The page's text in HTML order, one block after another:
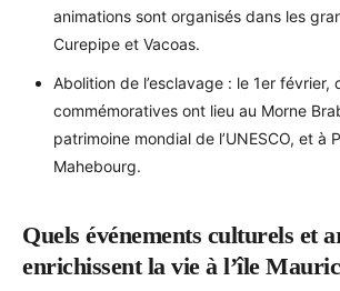
animations sont organisés dans les
Curepipe et Vacoas.
Abolition de l’esclavage : le 1er février,
commémoratives ont lieu au Morne
patrimoine mondial de l’UNESCO, et à
Mahebourg.
Quels événements culturels et
enrichissent la vie à l’île